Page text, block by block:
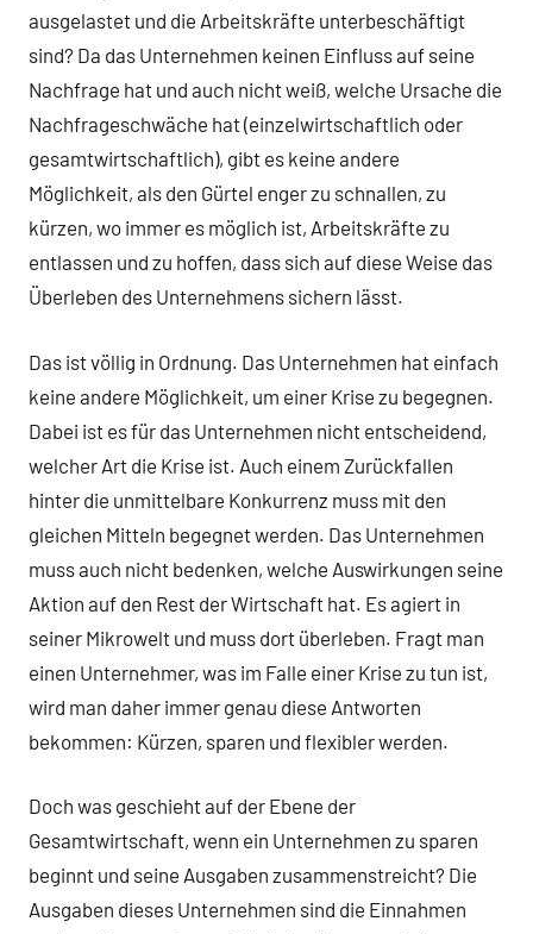
ausgelastet und die Arbeitskräfte unterbeschäftigt
sind? Da das Unternehmen keinen Einfluss auf seine
Nachfrage hat und auch nicht weiß, welche Ursache die
Nachfrageschwäche hat (einzelwirtschaftlich oder
gesamtwirtschaftlich), gibt es keine andere
Möglichkeit, als den Gürtel enger zu schnallen, zu
kürzen, wo immer es möglich ist, Arbeitskräfte zu
entlassen und zu hoffen, dass sich auf diese Weise das
Überleben des Unternehmens sichern lässt.
Das ist völlig in Ordnung. Das Unternehmen hat einfach
keine andere Möglichkeit, um einer Krise zu begegnen.
Dabei ist es für das Unternehmen nicht entscheidend,
welcher Art die Krise ist. Auch einem Zurückfallen
hinter die unmittelbare Konkurrenz muss mit den
gleichen Mitteln begegnet werden. Das Unternehmen
muss auch nicht bedenken, welche Auswirkungen seine
Aktion auf den Rest der Wirtschaft hat. Es agiert in
seiner Mikrowelt und muss dort überleben. Fragt man
einen Unternehmer, was im Falle einer Krise zu tun ist,
wird man daher immer genau diese Antworten
bekommen: Kürzen, sparen und flexibler werden.
Doch was geschieht auf der Ebene der
Gesamtwirtschaft, wenn ein Unternehmen zu sparen
beginnt und seine Ausgaben zusammenstreicht? Die
Ausgaben dieses Unternehmen sind die Einnahmen